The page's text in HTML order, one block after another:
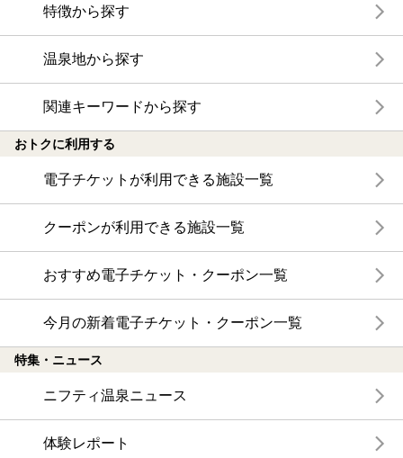
特徴から探す
温泉地から探す
関連キーワードから探す
おトクに利用する
電子チケットが利用できる施設一覧
クーポンが利用できる施設一覧
おすすめ電子チケット・クーポン一覧
今月の新着電子チケット・クーポン一覧
特集・ニュース
ニフティ温泉ニュース
体験レポート